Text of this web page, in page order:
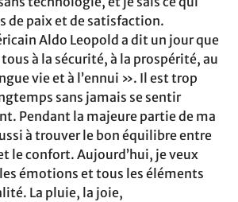
de paix et de satisfaction.
Aldo Leopold a dit un jour que
à la sécurité, à la prospérité, au
vie et à l’ennui ». Il est trop
sans jamais se sentir
Pendant la majeure partie de ma
à trouver le bon équilibre entre
le confort. Aujourd’hui, je veux
émotions et tous les éléments
La pluie, la joie,